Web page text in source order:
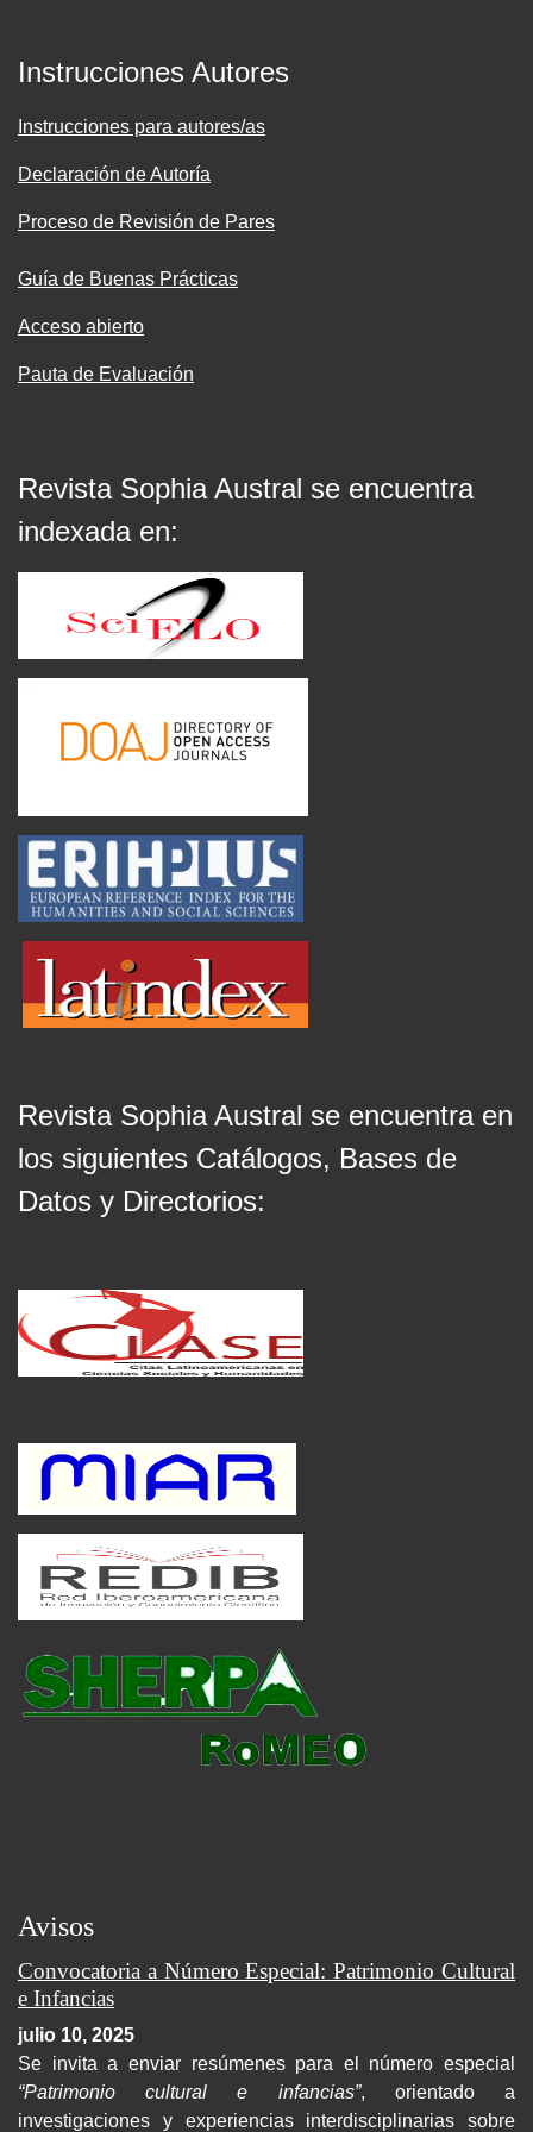
Instrucciones Autores
Instrucciones para autores/as
Declaración de Autoría
Proceso de Revisión de Pares
Guía de Buenas Prácticas
Acceso abierto
Pauta de Evaluación
Revista Sophia Austral se encuentra
indexada en:
Revista Sophia Austral se encuentra en
los siguientes Catálogos, Bases de
Datos y Directorios:
Avisos
Convocatoria a Número Especial: Patrimonio Cultural
e Infancias
julio 10, 2025
Se invita a enviar resúmenes para el número especial
“Patrimonio cultural e infancias”, orientado a
investigaciones y experiencias interdisciplinarias sobre